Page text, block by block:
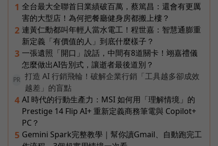
1 全台最大全聯首日業績破百萬，蔡篤昌：還會有更厲
害的大型店！為何把餐廳健身房都搬上樓？
2 連黃仁勳都叫年輕人當水電工！程世嘉：智慧通膨重
新定義「有價值的人」到底什麼樣子？
3 一張遺照「開口」說話，中間有8道關卡！翊嘉禮儀
怎麼做出AI告別式，讓逝者最後道別？
PR
打造 AI 行銷飛輪！破解企業行銷「工具越多卻成效
越差」的盲點
4 AI 時代的行動生產力：MSI 如何用「理解情境」的
Prestige 14 Flip AI+ 重新定義商務筆電與 Copilot+
PC？
5 Gemini Spark完整教學｜幫你讀Gmail、自動跑完工